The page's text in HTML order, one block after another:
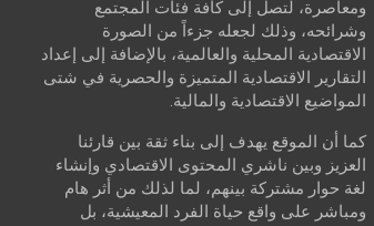
ومعاصرة، لتصل إلى كافة فئات المجتمع
وشرائحه، وذلك لجعله جزءاً من الصورة
الاقتصادية المحلية والعالمية، بالإضافة إلى إعداد
التقارير الاقتصادية المتميزة والحصرية في شتى
المواضيع الاقتصادية والمالية.
كما أن الموقع يهدف إلى بناء ثقة بين قارئنا
العزيز وبين ناشري المحتوى الاقتصادي وإنشاء
لغة حوار مشتركة بينهم، لما لذلك من أثر هام
ومباشر على واقع حياة الفرد المعيشية، بل